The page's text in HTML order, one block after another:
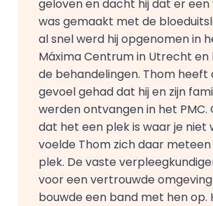
geloven en dacht hij dat er een
was gemaakt met de
al snel werd hij opgenomen in
Máxima Centrum in Utrecht
de behandelingen. Thom heeft
gevoel gehad dat hij en zijn
werden ontvangen in het PMC.
dat het een plek is waar je niet
voelde Thom zich daar meteen
plek. De vaste
voor een vertrouwde
bouwde een band met hen op.